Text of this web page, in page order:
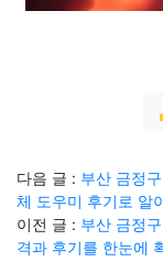
다음 글 : 부산 금정
체 도우미 후기로 알
이전 글 : 부산 금정
격과 후기를 한눈에